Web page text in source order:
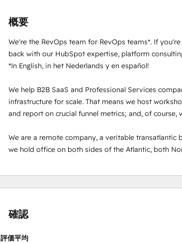
概要
We're the RevOps team for RevOps teams*. If
back with our HubSpot expertise, platform
*In English, in het Nederlands y en español!
We help B2B SaaS and Professional Services
infrastructure for scale. That means we host
and report on crucial funnel metrics; and, of
We are a remote company, a veritable transatlantic
we hold office on both sides of the Atlantic, both
確認
評価平均
了
了了了